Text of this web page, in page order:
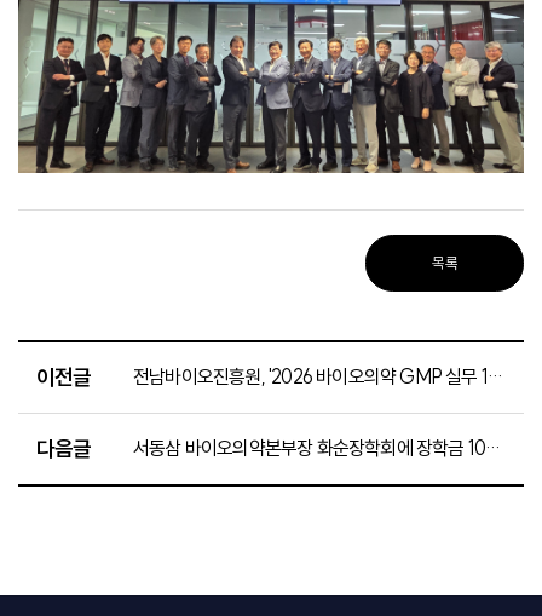
목록
이전글 전남바이오진흥원, '2026 바이오의약 GMP 실무 1차 과정' 수료식 성료
다음글 서동삼 바이오의약본부장 화순장학회에 장학금 100만 원 기탁